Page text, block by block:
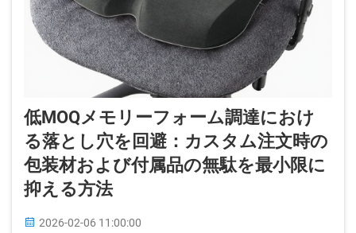
低MOQメモリーフォーム調達におけ
る落とし穴を回避：カスタム注文時の
包装材および付属品の無駄を最小限に
抑える方法
2026-02-06 11:00:00